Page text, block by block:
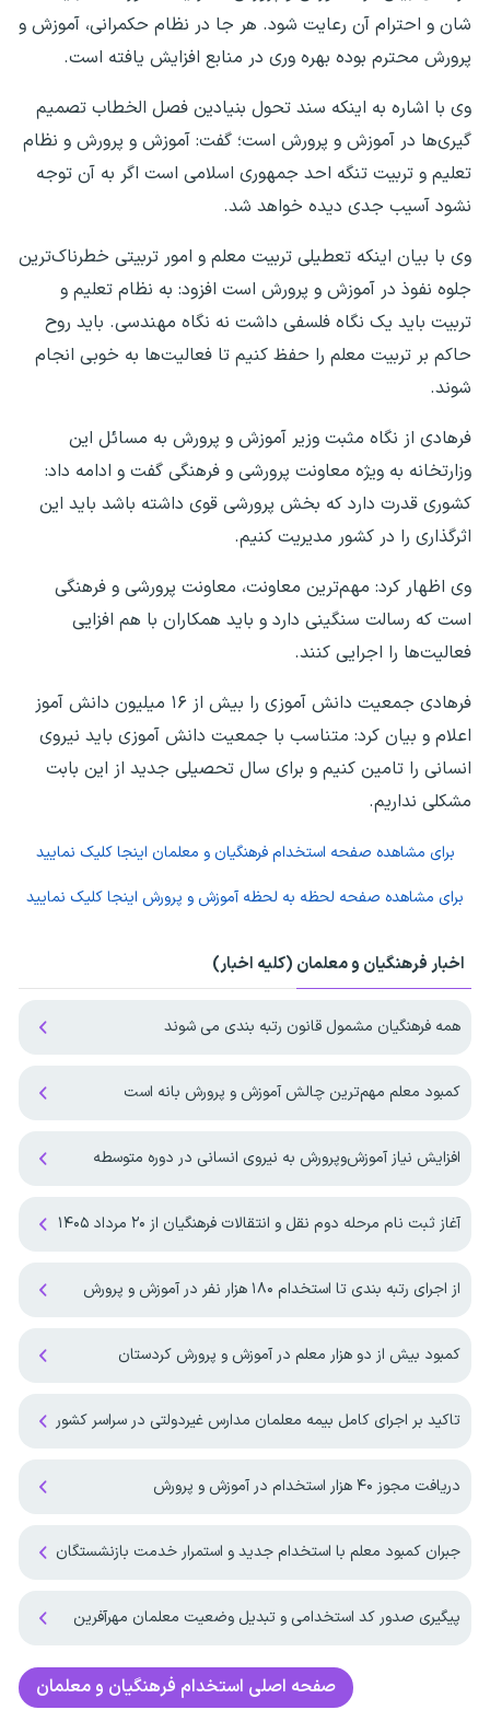
شان و احترام آن رعایت شود. هر جا در نظام حکمرانی، آموزش و
پرورش محترم بوده بهره وری در منابع افزایش یافته است.
وی با اشاره به اینکه سند تحول بنیادین فصل الخطاب تصمیم
گیری‌ها در آموزش و پرورش است؛ گفت: آموزش و پرورش و نظام
تعلیم و تربیت تنگه احد جمهوری اسلامی است اگر به آن توجه
نشود آسیب جدی دیده خواهد شد.
وی با بیان اینکه تعطیلی تربیت معلم و امور تربیتی خطرناک‌ترین
جلوه نفوذ در آموزش و پرورش است افزود: به نظام تعلیم و
تربیت باید یک نگاه فلسفی داشت نه نگاه مهندسی. باید روح
حاکم بر تربیت معلم را حفظ کنیم تا فعالیت‌ها به خوبی انجام
شوند.
فرهادی از نگاه مثبت وزیر آموزش و پرورش به مسائل این
وزارتخانه به ویژه معاونت پرورشی و فرهنگی گفت و ادامه داد:
کشوری قدرت دارد که بخش پرورشی قوی داشته باشد باید این
اثرگذاری را در کشور مدیریت کنیم.
وی اظهار کرد: مهم‌ترین معاونت، معاونت پرورشی و فرهنگی
است که رسالت سنگینی دارد و باید همکاران با هم افزایی
فعالیت‌ها را اجرایی کنند.
فرهادی جمعیت دانش آموزی را بیش از ۱۶ میلیون دانش آموز
اعلام و بیان کرد: متناسب با جمعیت دانش آموزی باید نیروی
انسانی را تامین کنیم و برای سال تحصیلی جدید از این بابت
مشکلی نداریم.
برای مشاهده صفحه استخدام فرهنگیان و معلمان اینجا کلیک نمایید
برای مشاهده صفحه لحظه به لحظه آموزش و پرورش اینجا کلیک نمایید
اخبار فرهنگیان و معلمان (کلیه اخبار)
همه فرهنگیان مشمول قانون رتبه بندی می شوند
کمبود معلم مهم‌ترین چالش آموزش و پرورش بانه است
افزایش نیاز آموزش‌وپرورش به نیروی انسانی در دوره متوسطه
آغاز ثبت نام مرحله دوم نقل و انتقالات فرهنگیان از ۲۰ مرداد ۱۴۰۵
از اجرای رتبه بندی تا استخدام ۱۸۰ هزار نفر در آموزش و پرورش
کمبود بیش از دو هزار معلم در آموزش و پرورش کردستان
تاکید بر اجرای کامل بیمه معلمان مدارس غیردولتی در سراسر کشور
دریافت مجوز ۴۰ هزار استخدام در آموزش و پرورش
جبران کمبود معلم با استخدام جدید و استمرار خدمت بازنشستگان
پیگیری صدور کد استخدامی و تبدیل وضعیت معلمان مهرآفرین
صفحه اصلی استخدام فرهنگیان و معلمان